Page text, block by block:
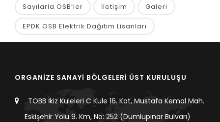
Sayılarla OSB’ler İletişim Galeri
EPDK OSB Elektrik Dağıtım Lisanları
ORGANİZE SANAYİ BÖLGELERİ ÜST KURULUŞU
TOBB İkiz Kuleleri C Kule 16. Kat, Mustafa Kemal Mah.
Eskişehir Yolu 9. Km, No: 252 (Dumlupınar Bulvarı)